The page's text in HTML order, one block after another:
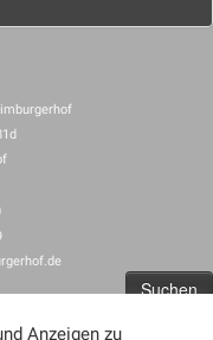
Anzeigen zu